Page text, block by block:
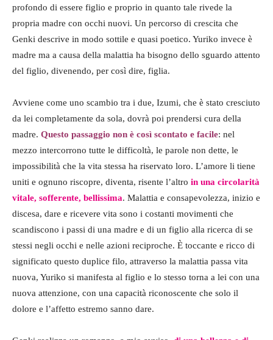
profondo di essere figlio e proprio in quanto tale rivede la
propria madre con occhi nuovi. Un percorso di crescita che
Genki descrive in modo sottile e quasi poetico. Yuriko invece è
madre ma a causa della malattia ha bisogno dello sguardo attento
del figlio, divenendo, per così dire, figlia.
Avviene come uno scambio tra i due, Izumi, che è stato cresciuto
da lei completamente da sola, dovrà poi prendersi cura della
madre. Questo passaggio non è così scontato e facile: nel
mezzo intercorrono tutte le difficoltà, le parole non dette, le
impossibilità che la vita stessa ha riservato loro. L’amore li tiene
uniti e ognuno riscopre, diventa, risente l’altro in una circolarità
vitale, sofferente, bellissima. Malattia e consapevolezza, inizio e
discesa, dare e ricevere vita sono i costanti movimenti che
scandiscono i passi di una madre e di un figlio alla ricerca di se
stessi negli occhi e nelle azioni reciproche. È toccante e ricco di
significato questo duplice filo, attraverso la malattia passa vita
nuova, Yuriko si manifesta al figlio e lo stesso torna a lei con una
nuova attenzione, con una capacità riconoscente che solo il
dolore e l’affetto estremo sanno dare.